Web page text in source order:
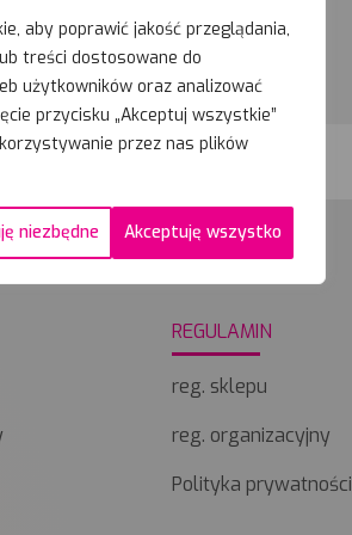
aby poprawić jakość przeglądania,
treści dostosowane do
użytkowników oraz analizować
przycisku „Akceptuj wszystkie”
przez nas plików
niezbędne Akceptuję wszystko
wizytę
REGULAMIN
reg. sklepu
reg. organizacyjny
Polityka prywatności